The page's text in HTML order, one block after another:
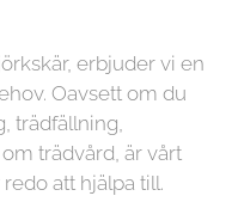
erbjuder vi en
Oavsett om du
trädfällning,
trädvård, är vårt
att hjälpa till.